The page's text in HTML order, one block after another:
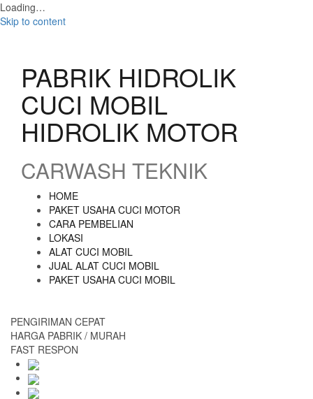
Loading…
Skip to content
PABRIK HIDROLIK
CUCI MOBIL
HIDROLIK MOTOR
CARWASH TEKNIK
HOME
PAKET USAHA CUCI MOTOR
CARA PEMBELIAN
LOKASI
ALAT CUCI MOBIL
JUAL ALAT CUCI MOBIL
PAKET USAHA CUCI MOBIL
PENGIRIMAN CEPAT
HARGA PABRIK / MURAH
FAST RESPON